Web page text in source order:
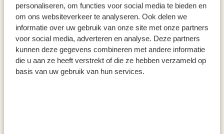
personaliseren, om functies voor social media te bieden en
om ons websiteverkeer te analyseren. Ook delen we
informatie over uw gebruik van onze site met onze partners
voor social media, adverteren en analyse. Deze partners
kunnen deze gegevens combineren met andere informatie
die u aan ze heeft verstrekt of die ze hebben verzameld op
basis van uw gebruik van hun services.
Puderzucker mit dem Schneebesen zu einer
sahnigen Creme.
Verteilen Sie das Obst über die 6 Gläser,
geben Sie einen großzügigen Löffel Kokos-